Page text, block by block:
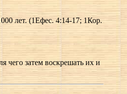
лет. (1Ефес. 4:14-17; 1Кор.
чего затем воскрешать их и